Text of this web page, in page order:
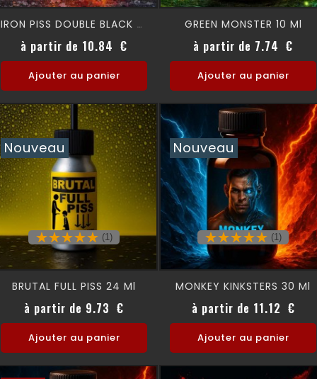
IRON PISS DOUBLE BLACK 26 Ml
à partir de 10.84 €
Ajouter au panier
GREEN MONSTER 10 Ml
à partir de 7.74 €
Ajouter au panier
Nouveau
(1)
BRUTAL FULL PISS 24 Ml
à partir de 9.73 €
Ajouter au panier
Nouveau
(1)
MONKEY KINKSTERS 30 Ml
à partir de 11.12 €Prix
Ajouter au panier